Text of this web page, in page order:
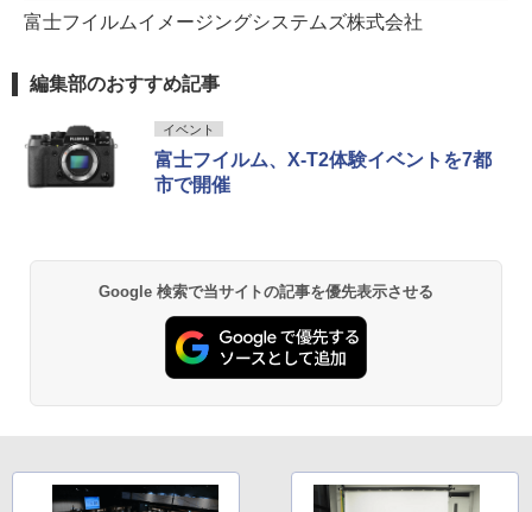
富士フイルムイメージングシステムズ株式会社
編集部のおすすめ記事
イベント
富士フイルム、X-T2体験イベントを7都
市で開催
Google 検索で当サイトの記事を優先表示させる